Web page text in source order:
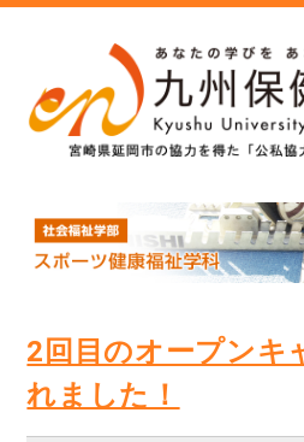
2回目のオープンキ
れました！